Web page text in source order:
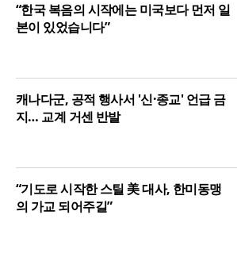
“한국 복음의 시작에는 미국보다 먼저 일
본이 있었습니다”
캐나다군, 공적 행사서 '신·종교' 언급 금
지… 교계 거센 반발
“기도로 시작한 스틸 美 대사, 한미동맹
의 가교 되어주길”